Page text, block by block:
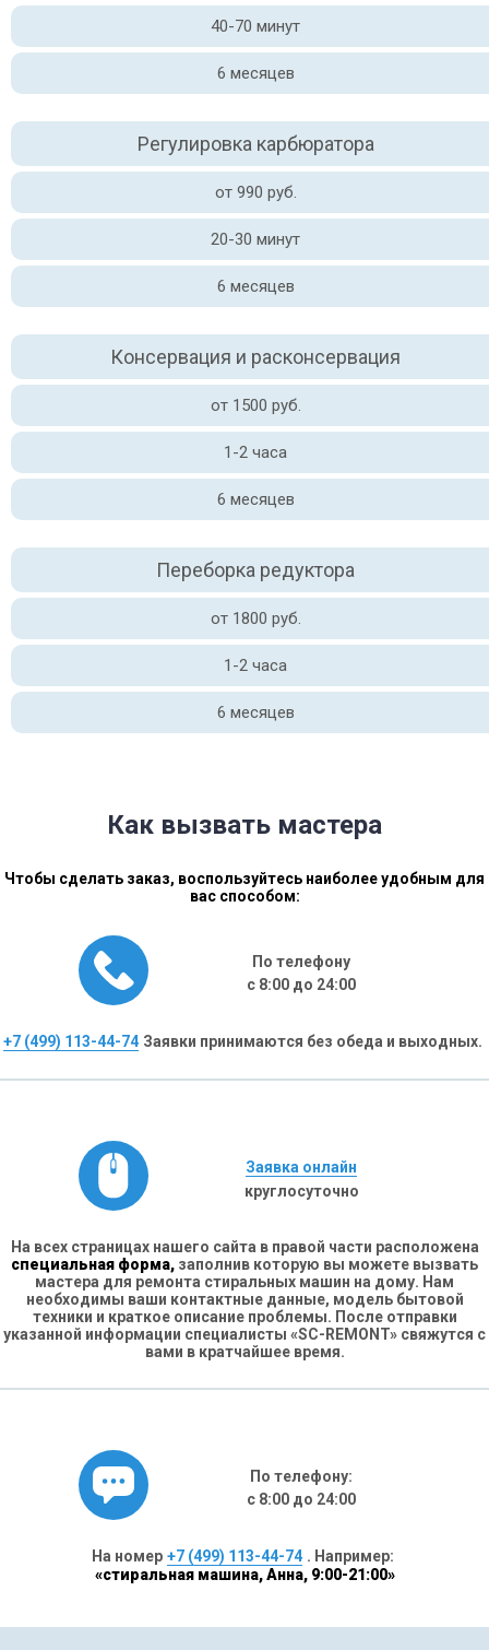
40-70 минут
6 месяцев
Регулировка карбюратора
от 990 руб.
20-30 минут
6 месяцев
Консервация и расконсервация
от 1500 руб.
1-2 часа
6 месяцев
Переборка редуктора
от 1800 руб.
1-2 часа
6 месяцев
Как вызвать мастера
Чтобы сделать заказ, воспользуйтесь наиболее удобным для
вас способом:
По телефону
с 8:00 до 24:00
+7 (499) 113-44-74 Заявки принимаются без обеда и выходных.
Заявка онлайн
круглосуточно
На всех страницах нашего сайта в правой части расположена
специальная форма, заполнив которую вы можете вызвать
мастера для ремонта стиральных машин на дому. Нам
необходимы ваши контактные данные, модель бытовой
техники и краткое описание проблемы. После отправки
указанной информации специалисты «SC-REMONT» свяжутся с
вами в кратчайшее время.
По телефону:
с 8:00 до 24:00
На номер +7 (499) 113-44-74 . Например:
«стиральная машина, Анна, 9:00-21:00»